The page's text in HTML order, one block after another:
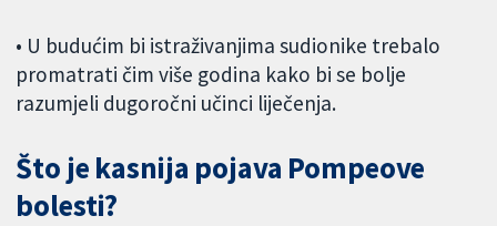
• U budućim bi istraživanjima sudionike trebalo
promatrati čim više godina kako bi se bolje
razumjeli dugoročni učinci liječenja.
Što je kasnija pojava Pompeove
bolesti?